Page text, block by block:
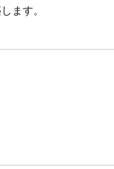
ます。